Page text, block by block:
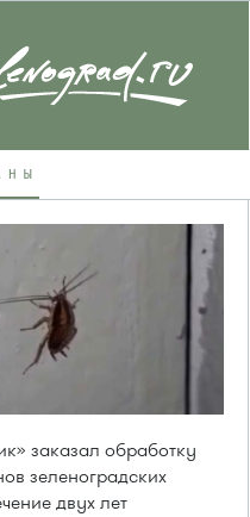
заказал обработку
зеленоградских
двух лет